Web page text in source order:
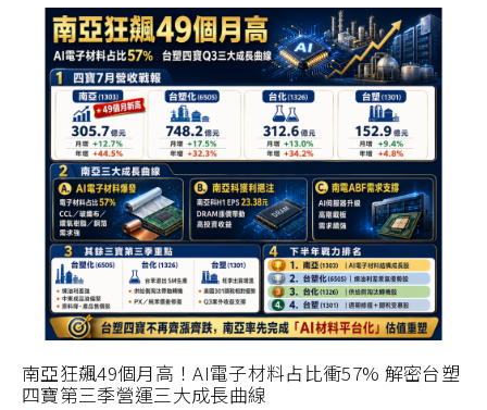
南亞狂飆49個月高！AI電子材料占比衝57% 解密台塑
四寶第三季營運三大成長曲線